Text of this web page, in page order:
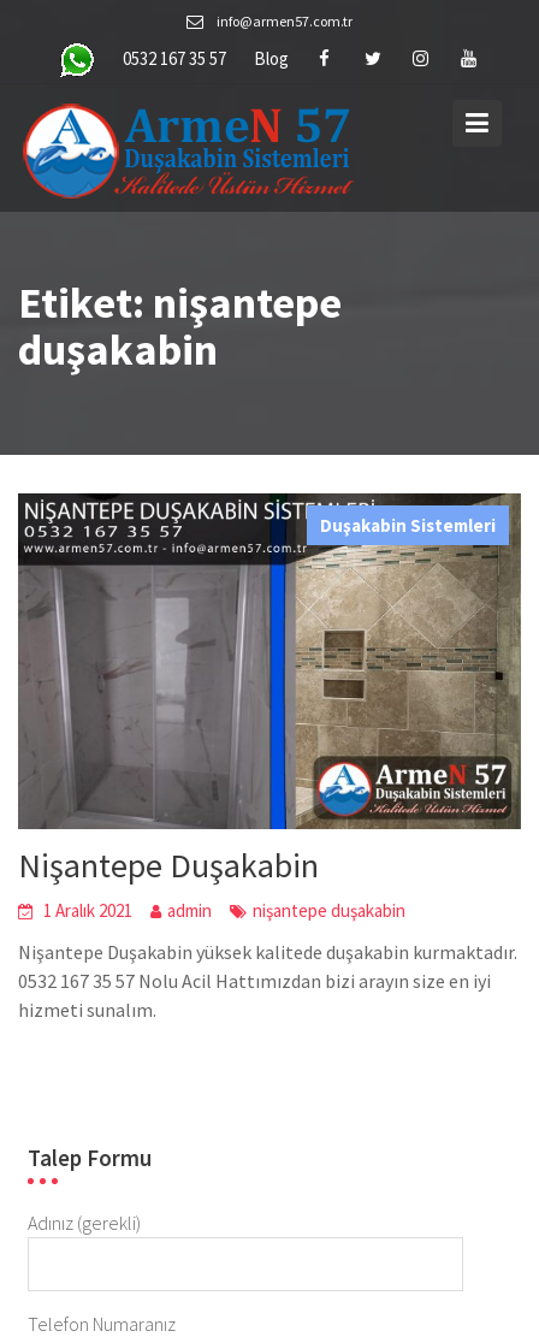
content
info@armen57.com.tr
0532 167 35 57 Blog
Etiket: nişantepe
duşakabin
Duşakabin Sistemleri
Nişantepe Duşakabin
1 Aralık 2021 admin nişantepe duşakabin
Nişantepe Duşakabin yüksek kalitede duşakabin kurmaktadır.
0532 167 35 57 Nolu Acil Hattımızdan bizi arayın size en iyi
hizmeti sunalım.
Talep Formu
Adınız (gerekli)
Telefon Numaranız